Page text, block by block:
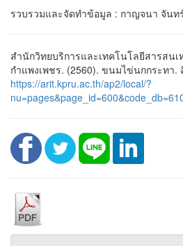
รวบรวมและจัดทำข้อมูล : กาญจนา จันท
สำนักวิทยบริการและเทคโนโลยีสารสน
กำแพงเพชร. (2560). ขนมไข่นกกระทา
https://arit.kpru.ac.th/ap2/local/?